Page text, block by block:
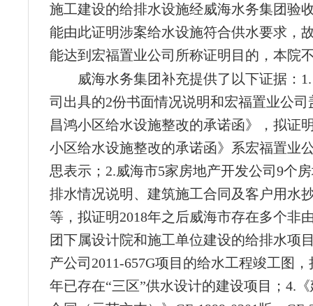
施工建设的给排水设施经威海水务集团验
能由此证明涉案给水设施符合供水要求，
能达到宏福置业公司所称证明目的，本院
威海水务集团补充提供了以下证据：
司出具的2份书面情况说明和宏福置业公司
昌鸿小区给水设施整改的承诺函》，拟证
小区给水设施整改的承诺函》系宏福置业
思表示；2.威海市5家房地产开发公司9个
排水情况说明、建筑施工合同及客户用水
等，拟证明2018年之后威海市存在多个非
团下属设计院和施工单位建设的给排水项
产公司2011-657G项目的给水工程竣工图，
年已存在“三区”供水设计的建设项目；4.